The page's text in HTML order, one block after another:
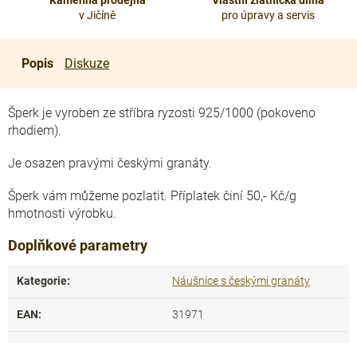
v Jičíně
pro úpravy a servis
Popis Diskuze
Šperk je vyroben ze stříbra ryzosti 925/1000 (pokoveno
rhodiem).
Je osazen pravými českými granáty.
Šperk vám můžeme pozlatit. Příplatek činí 50,- Kč/g
hmotnosti výrobku.
Doplňkové parametry
Kategorie: Náušnice s českými granáty
EAN: 31971